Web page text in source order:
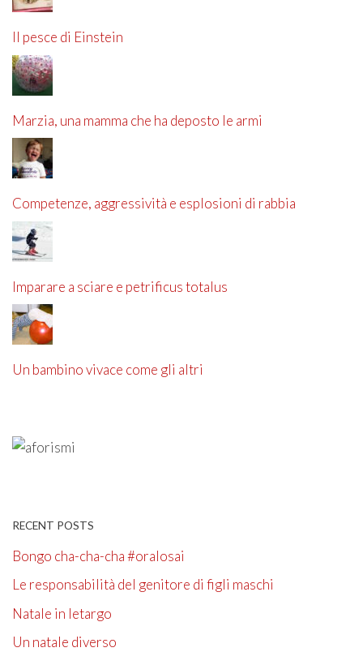
Il pesce di Einstein
Marzia, una mamma che ha deposto le armi
Competenze, aggressività e esplosioni di rabbia
Imparare a sciare e petrificus totalus
Un bambino vivace come gli altri
RECENT POSTS
Bongo cha-cha-cha #oralosai
Le responsabilità del genitore di figli maschi
Natale in letargo
Un natale diverso